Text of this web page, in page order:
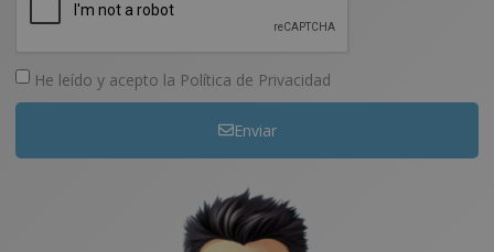
He leído y acepto la Política de Privacidad
Enviar